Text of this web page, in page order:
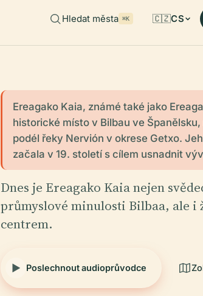
Hledat města ⌘K 🇨🇿CS
Ereagako Kaia, známé také jako
historické místo v Bilbau ve
podél řeky Nervión v okrese Getxo.
začala v 19. století s cílem usnadnit
Dnes je Ereagako Kaia nejen
průmyslové minulosti Bilbaa, ale
centrem.
Poslechnout audioprůvodce